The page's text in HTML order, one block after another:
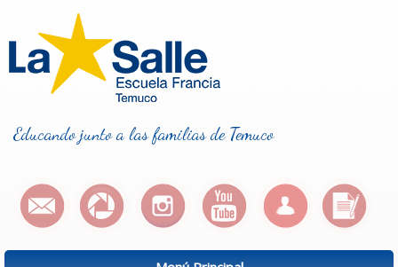
Educando junto a las familias de Temuco